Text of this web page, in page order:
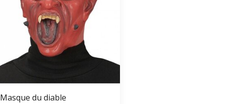
Masque du diable